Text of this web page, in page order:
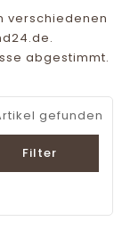
verschiedenen
abgestimmt.
gefunden
Filter